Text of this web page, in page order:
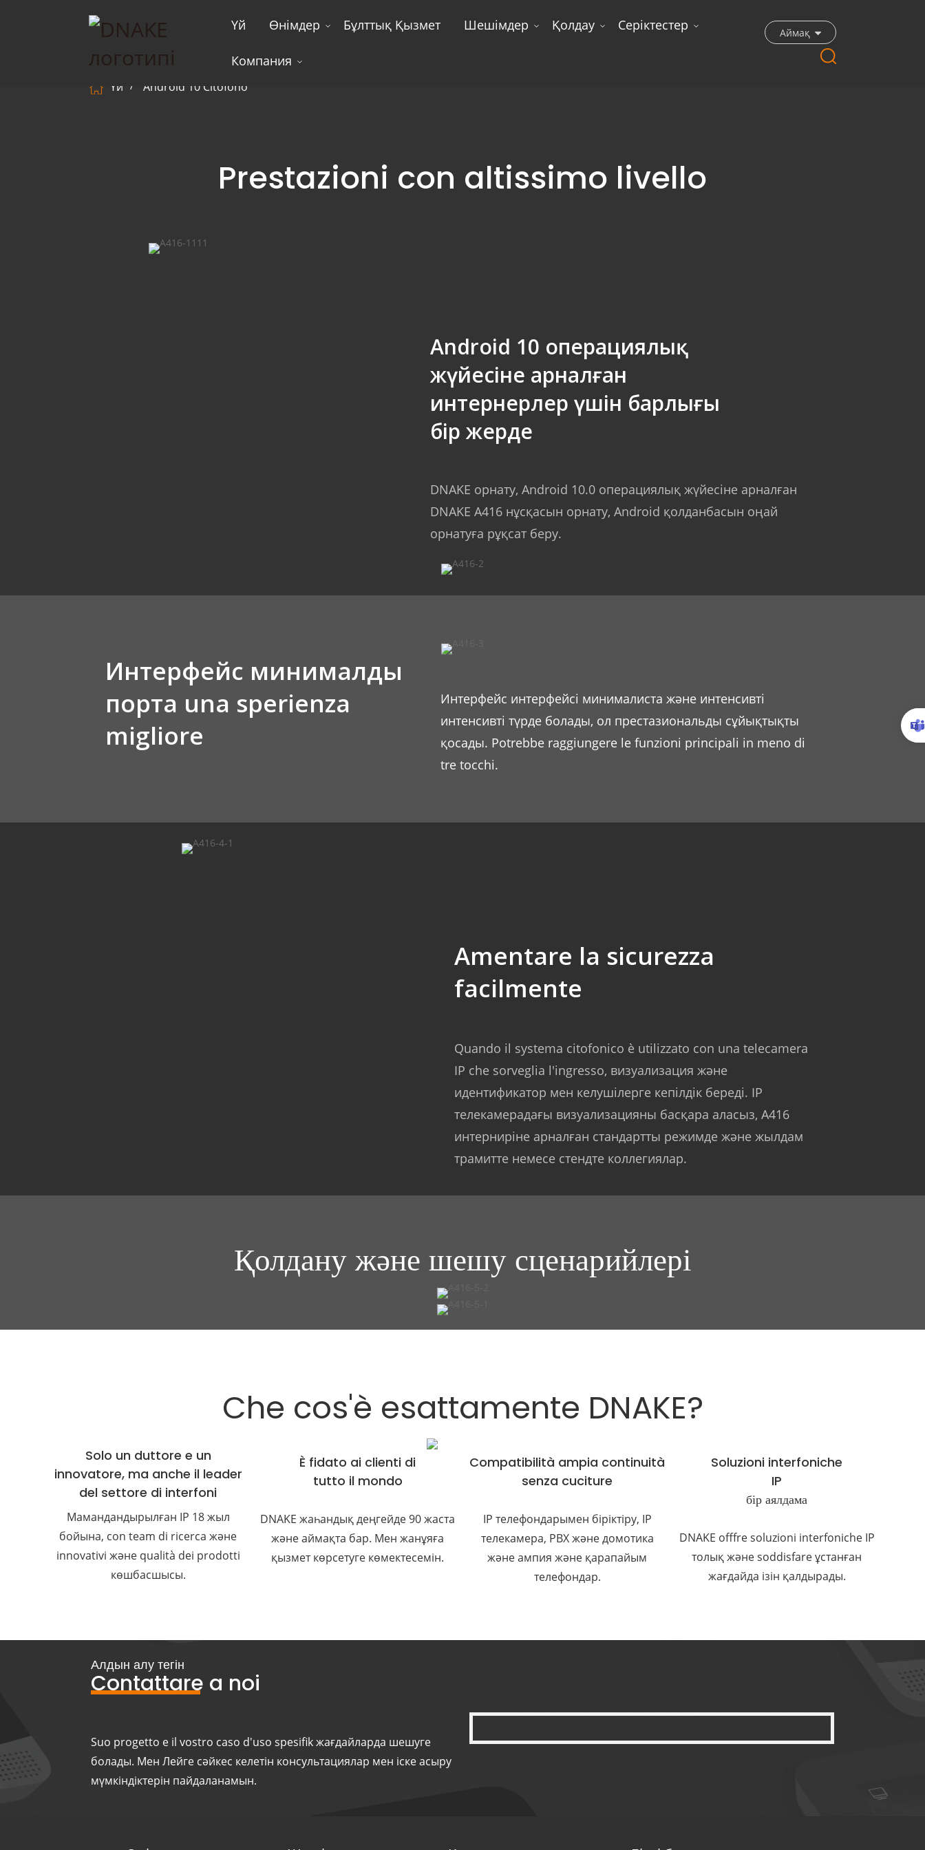
Үй Өнімдер Бұлттық Қызмет Шешімдер Қолдау Серіктестер
Компания
Аймақ
Үй Android 10 Citofono
Prestazioni con altissimo livello
Android 10 операциялық
жүйесіне арналған
интернерлер үшін барлығы
бір жерде
DNAKE орнату, Android 10.0 операциялық жүйесіне арналған
DNAKE A416 нұсқасын орнату, Android қолданбасын оңай
орнатуға рұқсат беру.
Интерфейс минималды
порта una sperienza
migliore
Интерфейс интерфейсі минималиста және интенсивті
интенсивті түрде болады, ол престазиональды сұйықтықты
қосады. Potrebbe raggiungere le funzioni principali in meno di
tre tocchi.
Amentare la sicurezza
facilmente
Quando il systema citofonico è utilizzato con una telecamera
IP che sorveglia l'ingresso, визуализация және
идентификатор мен келушілерге кепілдік береді. IP
телекамерадағы визуализацияны басқара аласыз, A416
интерниріне арналған стандартты режимде және жылдам
трамитте немесе стендте коллегиялар.
Қолдану және шешу сценарийлері
Che cos'è esattamente DNAKE?
Solo un duttore e un
innovatore, ma anche il leader
del settore di interfoni
Мамандандырылған IP 18 жыл
бойына, con team di ricerca және
innovativi және qualità dei prodotti
көшбасшысы.
È fidato ai clienti di
tutto il mondo
DNAKE жаһандық деңгейде 90 жаста
және аймақта бар. Мен жанұяға
қызмет көрсетуге көмектесемін.
Compatibilità ampia continuità
senza cuciture
IP телефондарымен біріктіру, IP
телекамера, PBX және домотика
және ампия және қарапайым
телефондар.
Soluzioni interfoniche
IP
бір аялдама
DNAKE offfre soluzioni interfoniche IP
толық және soddisfare ұстанған
жағдайда ізін қалдырады.
Алдын алу тегін
Contattare a noi
Suo progetto e il vostro caso d'uso spesifik жағдайларда шешуге
болады. Мен Лейге сәйкес келетін консультациялар мен іске асыру
мүмкіндіктерін пайдаланамын.